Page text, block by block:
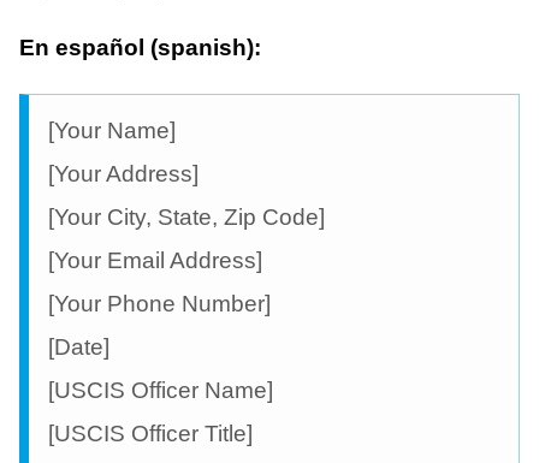
En español (spanish):
[Your Name]
[Your Address]
[Your City, State, Zip Code]
[Your Email Address]
[Your Phone Number]
[Date]
[USCIS Officer Name]
[USCIS Officer Title]